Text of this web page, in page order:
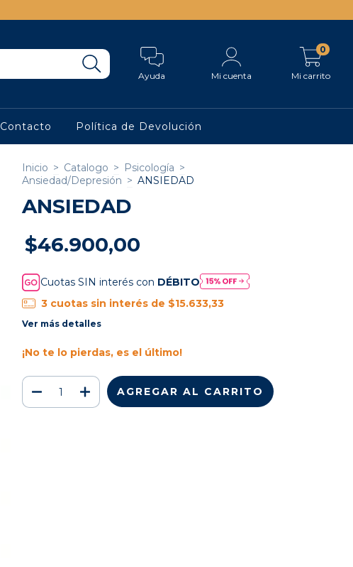
Ayuda Mi cuenta Mi carrito
0
Contacto Política de Devolución
Inicio > Catalogo > Psicología >
Ansiedad/Depresión > ANSIEDAD
ANSIEDAD
$46.900,00
Cuotas SIN interés con DÉBITO
3 cuotas sin interés de $15.633,33
Ver más detalles
¡No te lo pierdas, es el último!